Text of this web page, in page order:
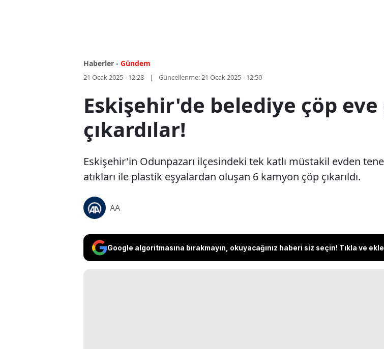
Haberler - Gündem
21 Ocak 2025 - 12:28 Güncellenme:21 Ocak 2025 - 12:50
Eskişehir'de belediye çöp
çıkardılar!
Eskişehir'in Odunpazarı ilçesindeki tek katlı müstakil evden
atıkları ile plastik eşyalardan oluşan 6 kamyon çöp çıkarıldı.
AA
Google algoritmasına bırakmayın, okuyacağınız haberi siz seçin! Tıkla ve ekle